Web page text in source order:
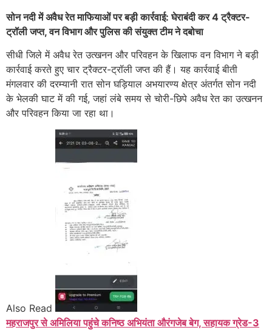
सोन नदी में अवैध रेत माफियाओं पर बड़ी कार्रवाई: घेराबंदी कर 4 ट्रैक्टर-
ट्रॉली जप्त, वन विभाग और पुलिस की संयुक्त टीम ने दबोचा
सीधी जिले में अवैध रेत उत्खनन और परिवहन के खिलाफ वन विभाग ने बड़ी
कार्रवाई करते हुए चार ट्रैक्टर-ट्रॉली जप्त की हैं। यह कार्रवाई बीती
मंगलवार की दरम्यानी रात सोन घड़ियाल अभयारण्य क्षेत्र अंतर्गत सोन नदी
के भेलकी घाट में की गई, जहां लंबे समय से चोरी-छिपे अवैध रेत का उत्खनन
और परिवहन किया जा रहा था।
Also Read
महराजपुर से अमिलिया पहुंचे कनिष्ठ अभियंता औरंगजेब बेग, सहायक ग्रेड-3